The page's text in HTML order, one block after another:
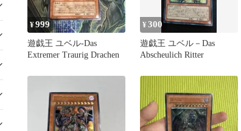
¥999
遊戯王 ユベル-Das
Extremer Traurig Drachen
¥300
遊戯王 ユベル－Das
Abscheulich Ritter